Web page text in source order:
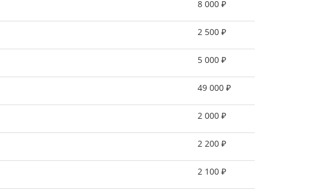
8 000 ₽
2 500 ₽
5 000 ₽
49 000 ₽
2 000 ₽
2 200 ₽
2 100 ₽